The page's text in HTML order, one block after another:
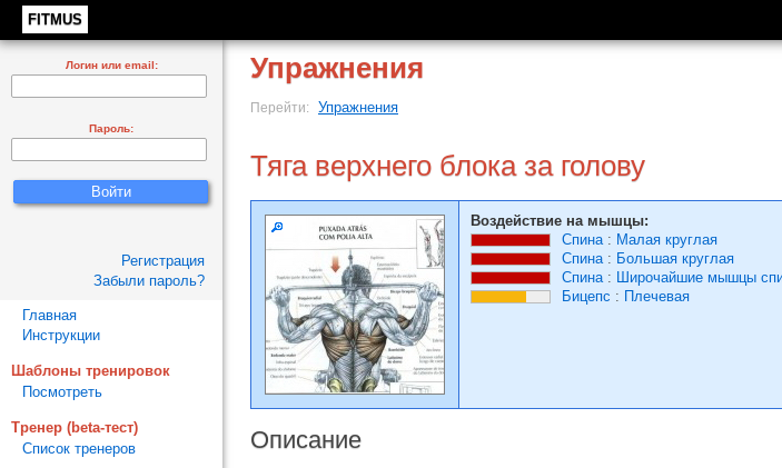
FITMUS
Упражнения
Перейти: Упражнения
Тяга верхнего блока за голову
Воздействие на мышцы:
Спина: Малая круглая
Спина: Большая круглая
Спина: Широчайшие мышцы
Бицепс : Плечевая
Описание
Логин или email:
Пароль:
Регистрация
Забыли пароль?
Главная
Инструкции
Шаблоны тренировок
Посмотреть
Тренер (beta-тест)
Список тренеров